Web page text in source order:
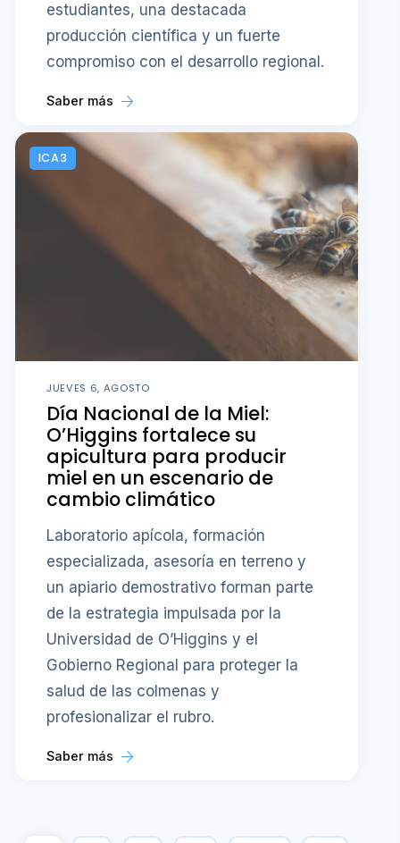
estudiantes, una destacada
producción científica y un fuerte
compromiso con el desarrollo regional.
Saber más
ICA3
JUEVES 6, AGOSTO
Día Nacional de la Miel:
O’Higgins fortalece su
apicultura para producir
miel en un escenario de
cambio climático
Laboratorio apícola, formación
especializada, asesoría en terreno y
un apiario demostrativo forman parte
de la estrategia impulsada por la
Universidad de O’Higgins y el
Gobierno Regional para proteger la
salud de las colmenas y
profesionalizar el rubro.
Saber más